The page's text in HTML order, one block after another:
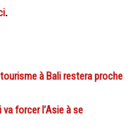
.
tourisme à Bali restera proche
va forcer l’Asie à se